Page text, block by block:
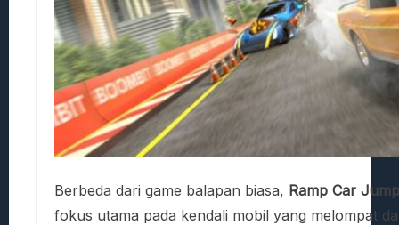
Berbeda dari game balapan biasa, Ramp Car
fokus utama pada kendali mobil yang melompat